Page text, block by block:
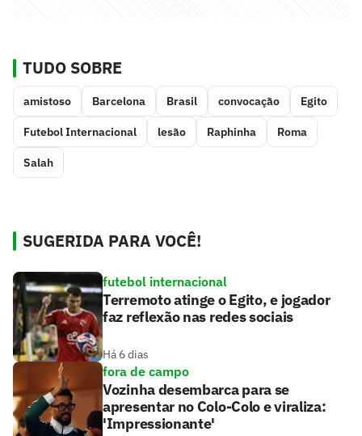
TUDO SOBRE
amistoso Barcelona Brasil convocação Egito
Futebol Internacional lesão Raphinha Roma
Salah
SUGERIDA PARA VOCÊ!
futebol internacional
Terremoto atinge o Egito, e jogador
faz reflexão nas redes sociais
Há 6 dias
fora de campo
Vozinha desembarca para se
apresentar no Colo-Colo e viraliza:
'Impressionante'